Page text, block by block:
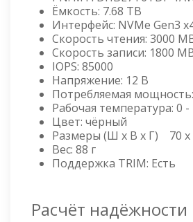
Ёмкость: 7.68 TB
Интерфейс: NVMe Gen3
Скорость чтения: 3000
Скорость записи: 1800
IOPS: 85000
Напряжение: 12 В
Потребляемая
Рабочая температура: 0 -
Цвет: чёрный
Размеры (Ш x В x Г) 70 x
Вес: 88 г
Поддержка TRIM: Есть
Расчёт надёжности